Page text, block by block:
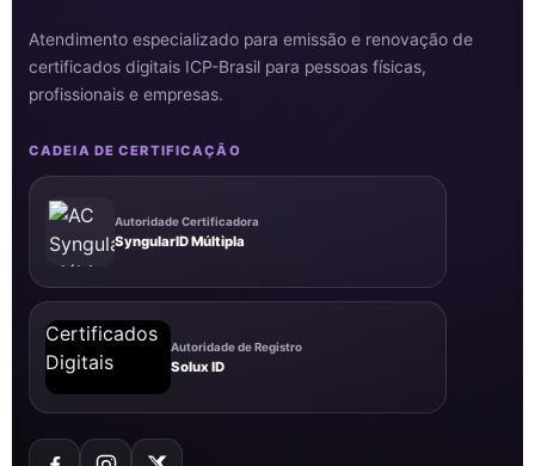
Atendimento especializado para emissão e renovação de
certificados digitais ICP-Brasil para pessoas físicas,
profissionais e empresas.
CADEIA DE CERTIFICAÇÃO
Autoridade Certificadora
SyngularID Múltipla
Autoridade de Registro
Solux ID